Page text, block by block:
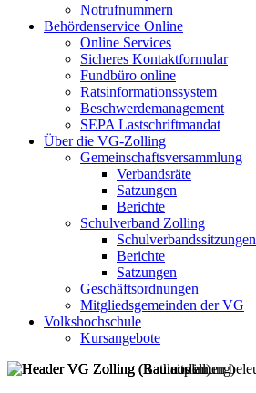
Notrufnummern
Behördenservice Online
Online Services
Sicheres Kontaktformular
Fundbüro online
Ratsinformationssystem
Beschwerdemanagement
SEPA Lastschriftmandat
Über die VG-Zolling
Gemeinschaftsversammlung
Verbandsräte
Satzungen
Berichte
Schulverband Zolling
Schulverbandssitzungen
Berichte
Satzungen
Geschäftsordnungen
Mitgliedsgemeinden der VG
Volkshochschule
Kursangebote